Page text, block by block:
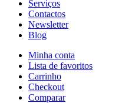
Serviços
Contactos
Newsletter
Blog
Minha conta
Lista de favoritos
Carrinho
Checkout
Comparar